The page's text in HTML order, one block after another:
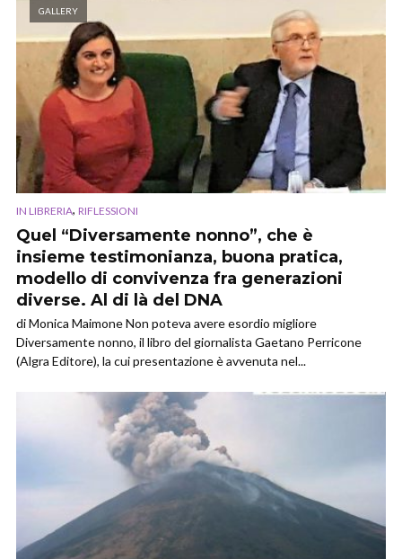
GALLERY
IN LIBRERIA, RIFLESSIONI
Quel “Diversamente nonno”, che è
insieme testimonianza, buona pratica,
modello di convivenza fra generazioni
diverse. Al di là del DNA
di Monica Maimone Non poteva avere esordio migliore
Diversamente nonno, il libro del giornalista Gaetano Perricone
(Algra Editore), la cui presentazione è avvenuta nel...